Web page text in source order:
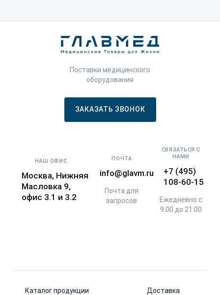
Поставки медицинского
оборудования
ЗАКАЗАТЬ ЗВОНОК
НАШ ОФИС
Москва, Нижняя
Масловка 9,
офис 3.1 и 3.2
ПОЧТА
info@glavm.ru
Почта для
запросов
СВЯЗАТЬСЯ С
НАМИ
+7 (495)
108-60-15
Ежедневно с
9:00 до 21:00
Каталог продукции Доставка